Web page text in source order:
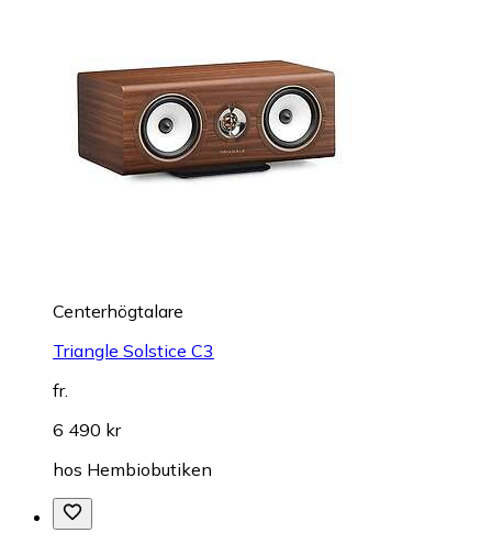
Centerhögtalare
Triangle Solstice C3
fr.
6 490 kr
hos Hembiobutiken